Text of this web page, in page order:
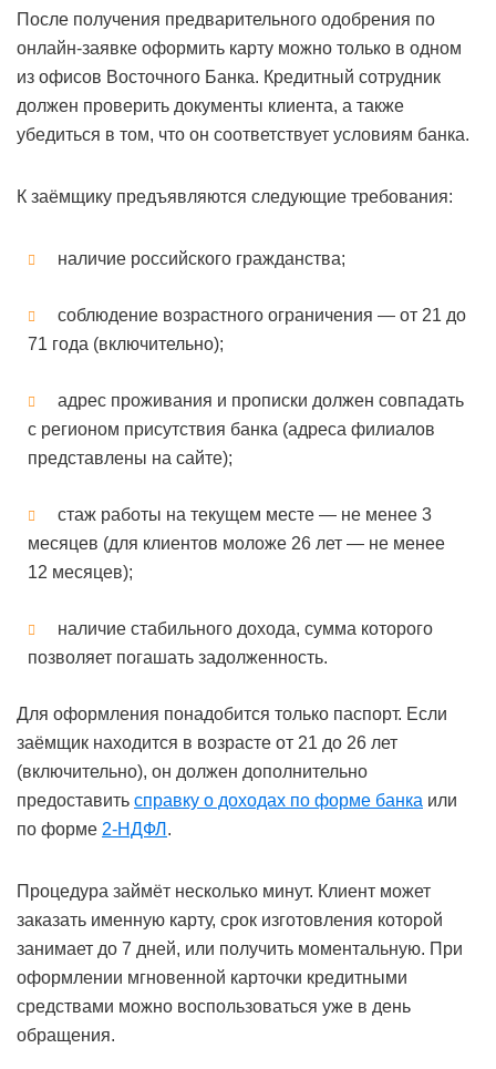
После получения предварительного одобрения по
онлайн-заявке оформить карту можно только в одном
из офисов Восточного Банка. Кредитный сотрудник
должен проверить документы клиента, а также
убедиться в том, что он соответствует условиям банка.
К заёмщику предъявляются следующие требования:
наличие российского гражданства;
соблюдение возрастного ограничения — от 21 до
71 года (включительно);
адрес проживания и прописки должен совпадать
с регионом присутствия банка (адреса филиалов
представлены на сайте);
стаж работы на текущем месте — не менее 3
месяцев (для клиентов моложе 26 лет — не менее
12 месяцев);
наличие стабильного дохода, сумма которого
позволяет погашать задолженность.
Для оформления понадобится только паспорт. Если
заёмщик находится в возрасте от 21 до 26 лет
(включительно), он должен дополнительно
предоставить справку о доходах по форме банка или
по форме 2-НДФЛ .
Процедура займёт несколько минут. Клиент может
заказать именную карту, срок изготовления которой
занимает до 7 дней, или получить моментальную. При
оформлении мгновенной карточки кредитными
средствами можно воспользоваться уже в день
обращения.